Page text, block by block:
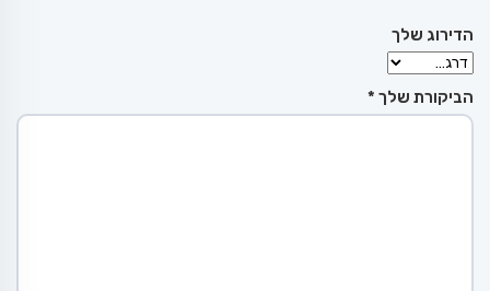
הדירוג שלך
הביקורת שלך *